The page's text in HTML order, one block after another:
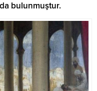
bulunmuştur.